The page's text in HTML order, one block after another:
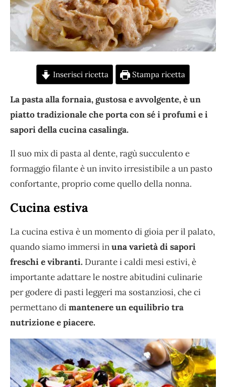
Inserisci ricetta Stampa ricetta
La pasta alla fornaia, gustosa e avvolgente, è un
piatto tradizionale che porta con sé i profumi e i
sapori della cucina casalinga.
Il suo mix di pasta al dente, ragù succulento e
formaggio filante è un invito irresistibile a un pasto
confortante, proprio come quello della nonna.
Cucina estiva
La cucina estiva è un momento di gioia per il palato,
quando siamo immersi inuna varietà di sapori
freschi e vibranti. Durante i caldi mesi estivi, è
importante adattare le nostre abitudini culinarie
per godere di pasti leggeri ma sostanziosi, che ci
permettano dimantenere un equilibrio tra
nutrizione e piacere.